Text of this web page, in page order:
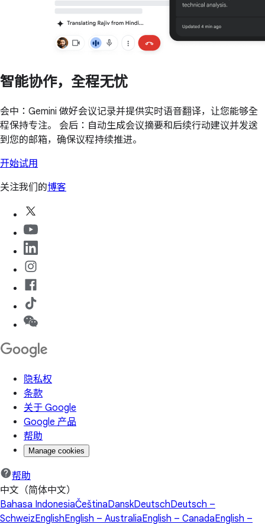
智能协作，全程无忧
会中：Gemini 做好会议记录并提供实时语音翻译，让您能够全
程保持专注。 会后：自动生成会议摘要和后续行动建议并发送
到您的邮箱，确保议程持续推进。
开始试用
关注我们的博客
隐私权
条款
关于 Google
Google 产品
帮助
Manage cookies
帮助
中文（简体中文）
Bahasa IndonesiaČeštinaDanskDeutschDeutsch –
SchweizEnglishEnglish – AustraliaEnglish – CanadaEnglish –